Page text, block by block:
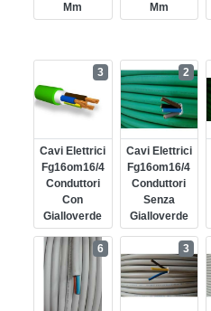
Mm
Mm
Cavi Elettrici
Fg16om16/4
Conduttori
Con
Gialloverde
3
Cavi Elettrici
Fg16om16/4
Conduttori
Senza
Gialloverde
2
6 3